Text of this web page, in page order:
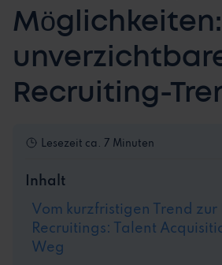
Recruiting-
Lesezeit ca. 7 Minuten
Inhalt
Vom kurzfristigen Trend zur
Recruitings: Talent
Weg